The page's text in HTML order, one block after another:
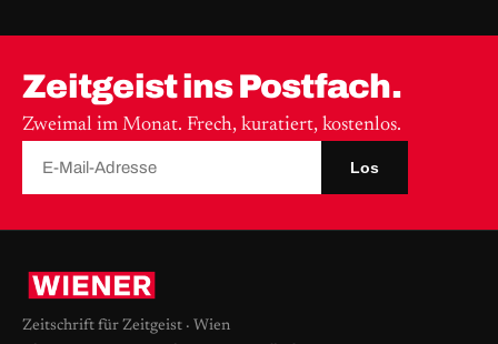
Zeitgeist ins Postfach.
Zweimal im Monat. Frech, kuratiert, kostenlos.
Los
Zeitschrift für Zeitgeist · Wien